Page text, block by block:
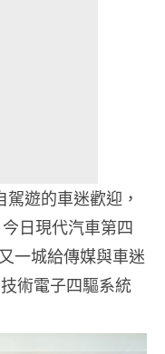
遊的車迷歡迎，
日現代汽車第四
一城給傳媒與車迷
術電子四驅系統